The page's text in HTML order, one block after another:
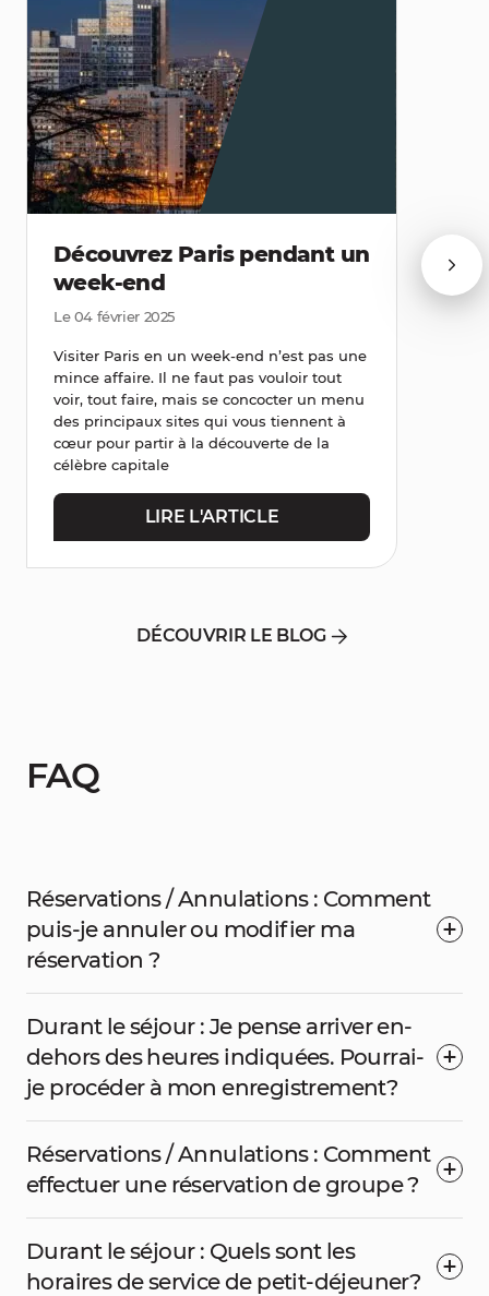
Découvrez Paris pendant un
week-end
Le 04 février 2025
Visiter Paris en un week-end n’est pas une
mince affaire. Il ne faut pas vouloir tout
voir, tout faire, mais se concocter un menu
des principaux sites qui vous tiennent à
cœur pour partir à la découverte de la
célèbre capitale
LIRE L'ARTICLE
DÉCOUVRIR LE BLOG
FAQ
Réservations / Annulations : Comment
puis-je annuler ou modifier ma
réservation ?
Durant le séjour : Je pense arriver en-
dehors des heures indiquées. Pourrai-
je procéder à mon enregistrement?
Réservations / Annulations : Comment
effectuer une réservation de groupe ?
Durant le séjour : Quels sont les
horaires de service de petit-déjeuner?